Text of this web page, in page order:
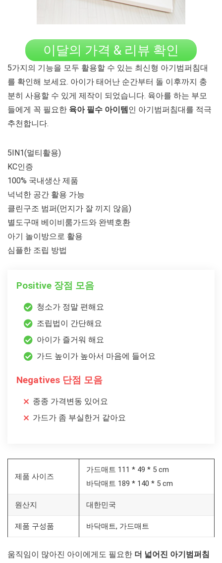
이달의 가격 & 리뷰 확인
5가지의 기능을 모두 활용할 수 있는 최신형 아기범퍼침대
를 확인해 보세요. 아이가 태어난 순간부터 돌 이후까지 충
분히 사용할 수 있게 제작이 되었습니다. 육아를 하는 부모
들에게 꼭 필요한 육아 필수 아이템인 아기범퍼침대를 적극
추천합니다.
5IN1(멀티활용)
KC인증
100% 국내생산 제품
넉넉한 공간 활용 가능
클린구조 범퍼(먼지가 잘 끼지 않음)
별도구매 베이비룸가드와 완벽호환
아기 놀이방으로 활용
심플한 조립 방법
Positive 장점 모음
청소가 정말 편해요
조립법이 간단해요
아이가 즐거워 해요
가드 높이가 높아서 마음에 들어요
Negatives 단점 모음
종종 가격변동 있어요
가드가 좀 부실한거 같아요
제품 사이즈
가드매트 111 * 49 * 5 cm
바닥매트 189 * 140 * 5 cm
원산지 대한민국
제품 구성품 바닥매트, 가드매트
움직임이 많아진 아이에게도 필요한 더 넓어진 아기범퍼침